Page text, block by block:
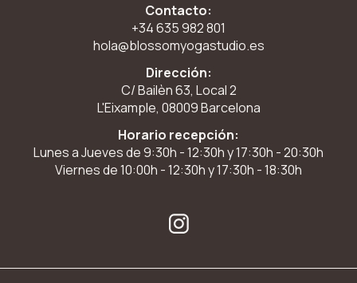
Contacto:
+34 635 982 801
hola@blossomyogastudio.es
Dirección:
C/ Bailèn 63, Local 2
L'Eixample, 08009 Barcelona
Horario recepción:
Lunes a Jueves de 9:30h - 12:30h y 17:30h - 20:30h
Viernes de 10:00h - 12:30h y 17:30h - 18:30h